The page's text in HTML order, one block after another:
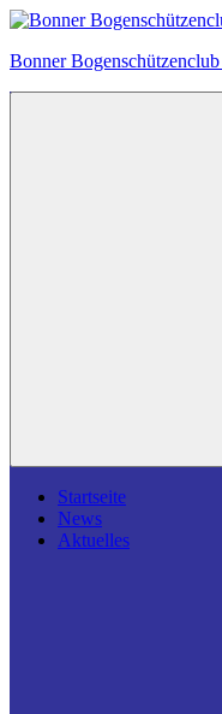
Zum
springen
Bonner
Startseite
News
Aktuelles